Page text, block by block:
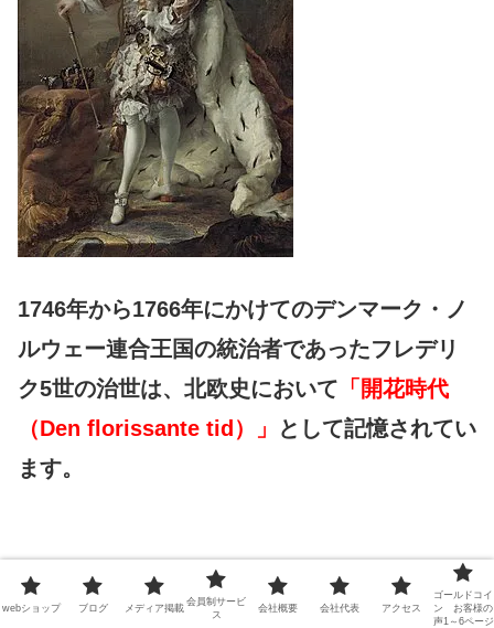
1746年から1766年にかけてのデンマーク・ノ
ルウェー連合王国の統治者であったフレデリ
ク5世の治世は、北欧史において 「開花時代
（Den florissante tid）」
として記憶されてい
ます。
webショップ ブログ メディア掲載
会員制サービ
ス
会社概要 会社代表 アクセス
ゴールドコイ
ン お客様の
声1～6ページ